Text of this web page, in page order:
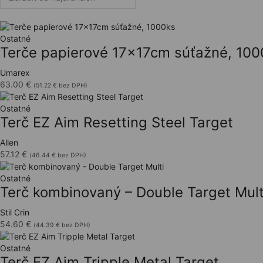
Ostatné
Terče papierové 17x17cm súťažné,
Umarex
63.00 € (51.22 € bez DPH)
Ostatné
Terč EZ Aim Resetting Steel Target
Allen
57.12 € (46.44 € bez DPH)
Ostatné
Terč kombinovaný – Double Target
Stil Crin
54.60 € (44.39 € bez DPH)
Ostatné